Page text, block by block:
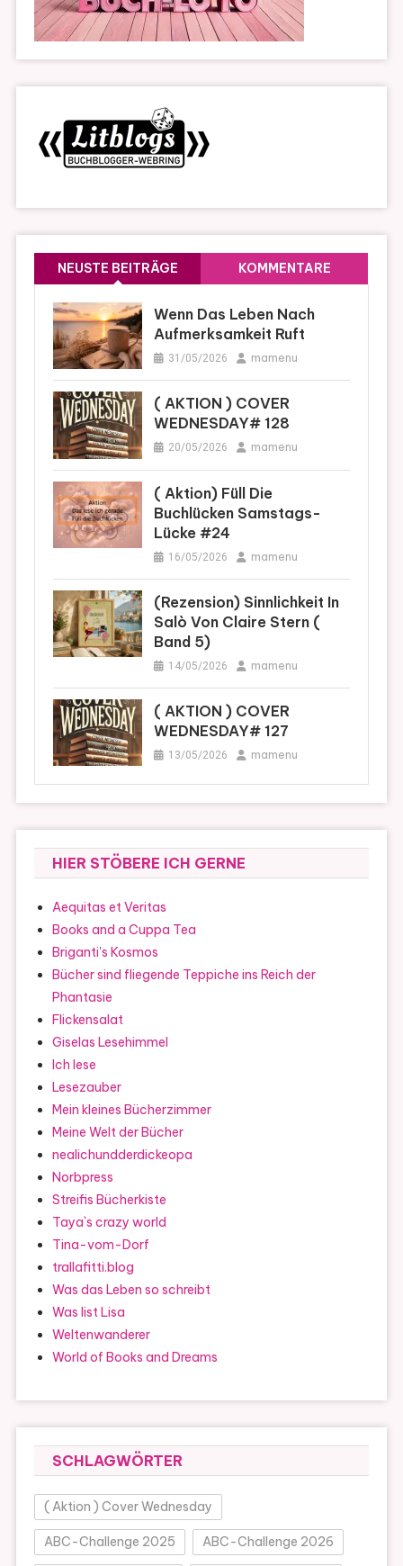
NEUSTE BEITRÄGE KOMMENTARE
Wenn Das Leben Nach
Aufmerksamkeit Ruft
31/05/2026 mamenu
( AKTION ) COVER
WEDNESDAY# 128
20/05/2026 mamenu
( Aktion) Füll Die
Buchlücken Samstags-
Lücke #24
16/05/2026 mamenu
(Rezension) Sinnlichkeit In
Salò Von Claire Stern (
Band 5)
14/05/2026 mamenu
( AKTION ) COVER
WEDNESDAY# 127
13/05/2026 mamenu
HIER STÖBERE ICH GERNE
Aequitas et Veritas
Books and a Cuppa Tea
Briganti's Kosmos
Bücher sind fliegende Teppiche ins Reich der
Phantasie
Flickensalat
Giselas Lesehimmel
Ich lese
Lesezauber
Mein kleines Bücherzimmer
Meine Welt der Bücher
nealichundderdickeopa
Norbpress
Streifis Bücherkiste
Taya`s crazy world
Tina-vom-Dorf
trallafitti.blog
Was das Leben so schreibt
Was list Lisa
Weltenwanderer
World of Books and Dreams
SCHLAGWÖRTER
( Aktion ) Cover Wednesday
ABC-Challenge 2025 ABC-Challenge 2026